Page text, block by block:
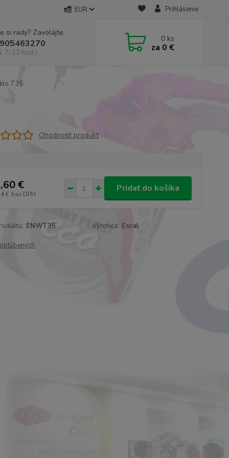
EUR Prihlásenie
si rady? Zavolajte.
7-17 hod.)
0 ks
za 0 €
T35
Ohodnotiť produkt
€
€ bez DPH
Pridať do košíka
ENWT35 Výrobca: Escal